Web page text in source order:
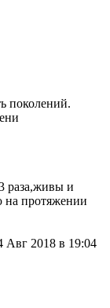
поколений.
раза,живы и
на протяжении
Авг 2018 в 19:04